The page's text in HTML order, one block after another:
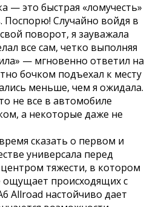
— это быстрая «ломучесть»
Поспорю! Случайно войдя в
поворот, я зауважала
все сам, четко выполняя
— мгновенно ответил на
бочком подъехал к месту
меньше, чем я ожидала.
не все в автомобиле
а некоторые даже не
сказать о первом и
универсала перед
тяжести, в котором
ощущает происходящих с
Allroad настойчиво дает